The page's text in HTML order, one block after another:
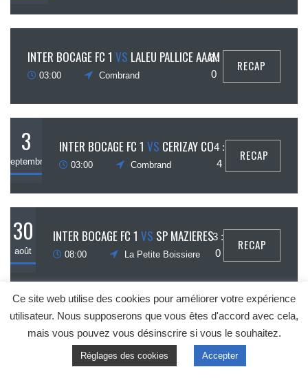
INTER BOCAGE FC 1 VS LALEU PALLICE AAAM
03:00 Combrand
2 :
0
RECAP
3
septembre
INTER BOCAGE FC 1 VS CERIZAY CO
03:00 Combrand
4 :
4
RECAP
30
août
INTER BOCAGE FC 1 VS SP MAZIERES
08:00 La Petite Boissiere
3 :
0
RECAP
27 SA MAUZE RIGNEVSINTER BOCAGE FC 1
Mauze Thouarsais
10
RECAP
Ce site web utilise des cookies pour améliorer votre expérience
utilisateur. Nous supposerons que vous êtes d'accord avec cela,
mais vous pouvez vous désinscrire si vous le souhaitez.
Réglages des cookies Accepter